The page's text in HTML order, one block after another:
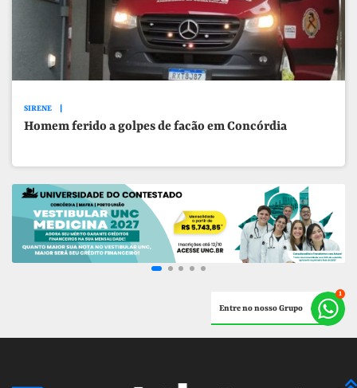
SIRENE
Homem ferido a golpes de facão em Concórdia
Entre no nosso Grupo